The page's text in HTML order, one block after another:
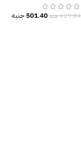
627.84جنيه501.40جنيه